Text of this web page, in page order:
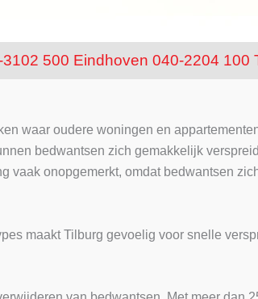
500 Eindhoven 040-2204 100
waar oudere woningen en
bedwantsen zich gemakkelijk
vaak onopgemerkt, omdat bedwantsen
maakt Tilburg gevoelig voor snelle